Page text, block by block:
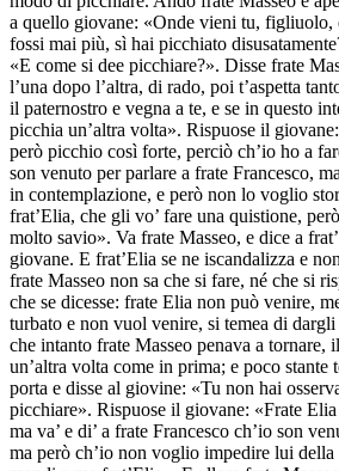
a quello giovane: «Onde vieni tu, figliuolo,
fossi mai più, sì hai picchiato
«E come si dee picchiare?». Disse frate
l’una dopo l’altra, di rado, poi t’aspetta
il paternostro e vegna a te, e se in questo
picchia un’altra volta». Rispuose il
però picchio così forte, perciò ch’io ho a
son venuto per parlare a frate Francesco,
in contemplazione, e però non lo voglio
frat’Elia, che gli vo’ fare una quistione,
molto savio». Va frate Masseo, e dice a
giovane. E frat’Elia se ne iscandalizza e
frate Masseo non sa che si fare, né che si
che se dicesse: frate Elia non può venire,
turbato e non vuol venire, si temea di
che intanto frate Masseo penava a tornare,
un’altra volta come in prima; e poco stante
porta e disse al giovine: «Tu non hai
picchiare». Rispuose il giovane: «Frate
ma va’ e di’ a frate Francesco ch’io son
ma però ch’io non voglio impedire lui